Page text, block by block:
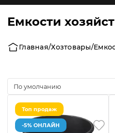
Емкости
Главная Хозтовары
Топ продаж
-5% ОНЛАЙН